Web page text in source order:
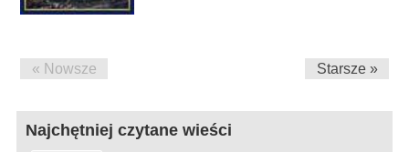
« Nowsze Starsze »
Najchętniej czytane wieści